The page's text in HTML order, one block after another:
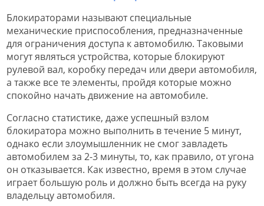
Блокираторами называют специальные
механические приспособления, предназначенные
для ограничения доступа к автомобилю. Таковыми
могут являться устройства, которые блокируют
рулевой вал, коробку передач или двери автомобиля,
а также все те элементы, пройдя которые можно
спокойно начать движение на автомобиле.
Согласно статистике, даже успешный взлом
блокиратора можно выполнить в течение 5 минут,
однако если злоумышленник не смог завладеть
автомобилем за 2-3 минуты, то, как правило, от угона
он отказывается. Как известно, время в этом случае
играет большую роль и должно быть всегда на руку
владельцу автомобиля.